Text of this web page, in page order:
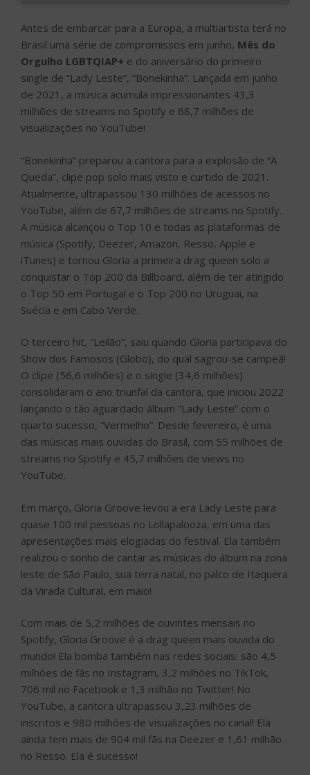
Antes de embarcar para a Europa, a multiartista terá no
Brasil uma série de compromissos em junho, Mês do
Orgulho LGBTQIAP+ e do aniversário do primeiro
single de “Lady Leste”, “Bonekinha”. Lançada em junho
de 2021, a música acumula impressionantes 43,3
milhões de streams no Spotify e 68,7 milhões de
visualizações no YouTube!
“Bonekinha” preparou a cantora para a explosão de “A
Queda”, clipe pop solo mais visto e curtido de 2021.
Atualmente, ultrapassou 130 milhões de acessos no
YouTube, além de 67,7 milhões de streams no Spotify.
A música alcançou o Top 10 e todas as plataformas de
música (Spotify, Deezer, Amazon, Resso, Apple e
iTunes) e tornou Gloria a primeira drag queen solo a
conquistar o Top 200 da Billboard, além de ter atingido
o Top 50 em Portugal e o Top 200 no Uruguai, na
Suécia e em Cabo Verde.
O terceiro hit, “Leilão”, saiu quando Gloria participava do
Show dos Famosos (Globo), do qual sagrou-se campeã!
O clipe (56,6 milhões) e o single (34,6 milhões)
consolidaram o ano triunfal da cantora, que iniciou 2022
lançando o tão aguardado álbum “Lady Leste” com o
quarto sucesso, “Vermelho”. Desde fevereiro, é uma
das músicas mais ouvidas do Brasil, com 55 milhões de
streams no Spotify e 45,7 milhões de views no
YouTube.
Em março, Gloria Groove levou a era Lady Leste para
quase 100 mil pessoas no Lollapalooza, em uma das
apresentações mais elogiadas do festival. Ela também
realizou o sonho de cantar as músicas do álbum na zona
leste de São Paulo, sua terra natal, no palco de Itaquera
da Virada Cultural, em maio!
Com mais de 5,2 milhões de ouvintes mensais no
Spotify, Gloria Groove é a drag queen mais ouvida do
mundo! Ela bomba também nas redes sociais: são 4,5
milhões de fãs no Instagram, 3,2 milhões no TikTok,
706 mil no Facebook e 1,3 milhão no Twitter! No
YouTube, a cantora ultrapassou 3,23 milhões de
inscritos e 980 milhões de visualizações no canal! Ela
ainda tem mais de 904 mil fãs na Deezer e 1,61 milhão
no Resso. Ela é sucesso!